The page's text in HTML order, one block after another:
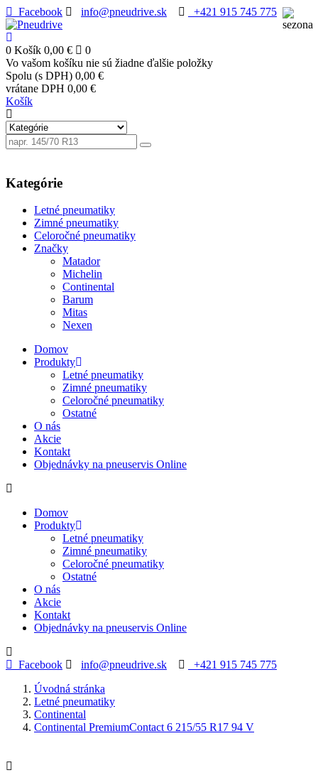
Facebook info@pneudrive.sk +421 915 745 775
0 Košík 0,00 €
0
Vo vašom košíku nie sú žiadne ďalšie položky
Spolu (s DPH) 0,00 €
vrátane DPH 0,00 €
Košík
Kategórie
Letné pneumatiky
Zimné pneumatiky
Celoročné pneumatiky
Značky
Matador
Michelin
Continental
Barum
Mitas
Nexen
Domov
Produkty
Letné pneumatiky
Zimné pneumatiky
Celoročné pneumatiky
Ostatné
O nás
Akcie
Kontakt
Objednávky na pneuservis Online
Domov
Produkty
Letné pneumatiky
Zimné pneumatiky
Celoročné pneumatiky
Ostatné
O nás
Akcie
Kontakt
Objednávky na pneuservis Online
Facebook info@pneudrive.sk
+421 915 745 775
Úvodná stránka
Letné pneumatiky
Continental
Continental PremiumContact 6 215/55 R17 94 V
